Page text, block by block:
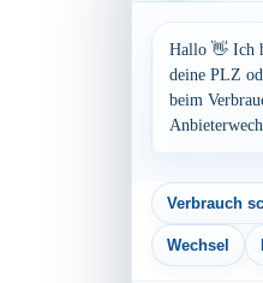
Hallo 👋 Ich
deine PLZ
beim
Verbrauch
Wechsel